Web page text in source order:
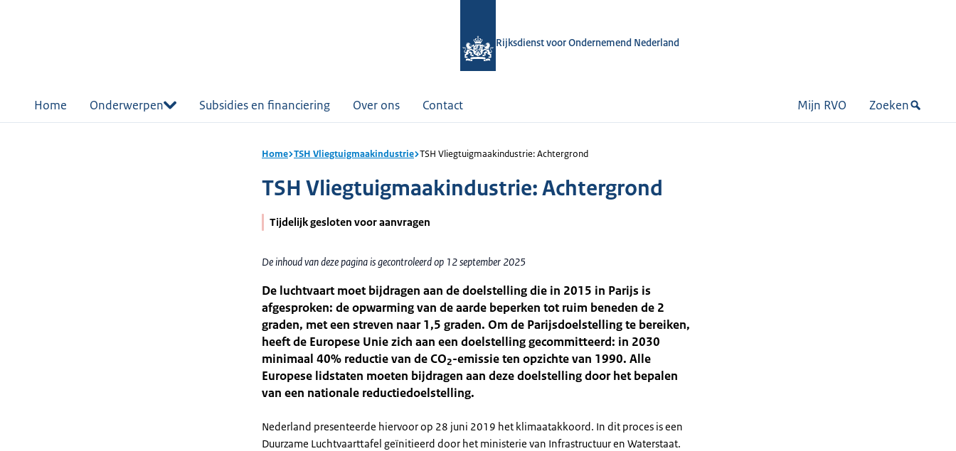
Rijksdienst voor Ondernemend Nederland
Home Onderwerpen Subsidies en financiering Over ons Contact Mijn RVO Zoeken
Home TSH Vliegtuigmaakindustrie TSH Vliegtuigmaakindustrie: Achtergrond
TSH Vliegtuigmaakindustrie: Achtergrond
Tijdelijk gesloten voor aanvragen
De inhoud van deze pagina is gecontroleerd op 12 september 2025
De luchtvaart moet bijdragen aan de doelstelling die in 2015 in Parijs is
afgesproken: de opwarming van de aarde beperken tot ruim beneden de 2
graden, met een streven naar 1,5 graden. Om de Parijsdoelstelling te bereiken,
heeft de Europese Unie zich aan een doelstelling gecommitteerd: in 2030
minimaal 40% reductie van de CO2-emissie ten opzichte van 1990. Alle
Europese lidstaten moeten bijdragen aan deze doelstelling door het bepalen
van een nationale reductiedoelstelling.
Nederland presenteerde hiervoor op 28 juni 2019 het klimaatakkoord. In dit proces is een
Duurzame Luchtvaarttafel geïnitieerd door het ministerie van Infrastructuur en Waterstaat.